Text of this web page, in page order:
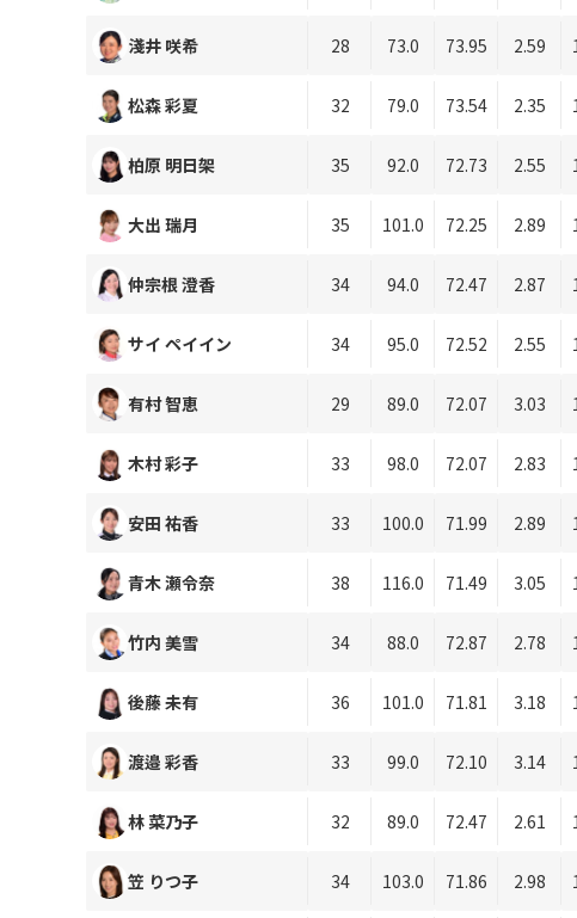
淺井 咲希 28 73.0 73.95 2.59
松森 彩夏 32 79.0 73.54 2.35
柏原 明日架 35 92.0 72.73 2.55
大出 瑞月 35 101.0 72.25 2.89
仲宗根 澄香 34 94.0 72.47 2.87
サイ ペイイン 34 95.0 72.52 2.55
有村 智恵 29 89.0 72.07 3.03
木村 彩子 33 98.0 72.07 2.83
安田 祐香 33 100.0 71.99 2.89
青木 瀬令奈 38 116.0 71.49 3.05
竹内 美雪 34 88.0 72.87 2.78
後藤 未有 36 101.0 71.81 3.18
渡邉 彩香 33 99.0 72.10 3.14
林 菜乃子 32 89.0 72.47 2.61
笠 りつ子 34 103.0 71.86 2.98